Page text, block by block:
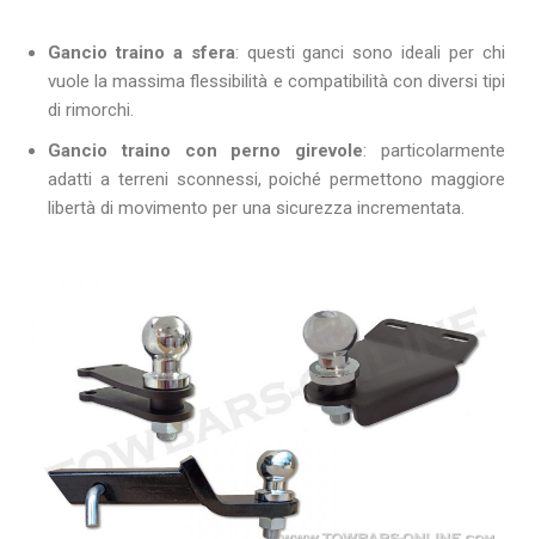
Gancio traino a sfera: questi ganci sono ideali per chi
vuole la massima flessibilità e compatibilità con diversi tipi
di rimorchi.
Gancio traino con perno girevole: particolarmente
adatti a terreni sconnessi, poiché permettono maggiore
libertà di movimento per una sicurezza incrementata.